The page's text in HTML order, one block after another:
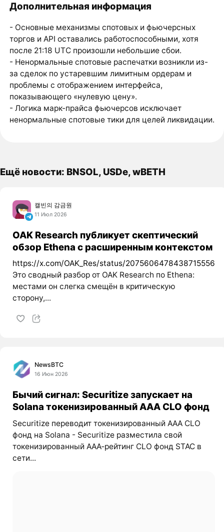
Дополнительная информация
- Основные механизмы спотовых и фьючерсных
торгов и API оставались работоспособными, хотя
после 21:18 UTC произошли небольшие сбои.
- Ненормальные спотовые распечатки возникли из-
за сделок по устаревшим лимитным ордерам и
проблемы с отображением интерфейса,
показывающего «нулевую цену».
- Логика марк-прайса фьючерсов исключает
ненормальные спотовые тики для целей ликвидации.
Ещё новости: BNSOL, USDe, wBETH
캘빈의 감금원
11 Июл 2026
OAK Research публикует скептический
обзор Ethena с расширенным контекстом
https://x.com/OAK_Res/status/2075606478438715556
Это сводный разбор от OAK Research по Ethena:
местами он слегка смещён в критическую
сторону,...
NewsBTC
16 Июн 2026
Бычий сигнал: Securitize запускает на
Solana токенизированный AAA CLO фонд
Securitize переводит токенизированный AAA CLO
фонд на Solana - Securitize разместила свой
токенизированный AAA‑рейтинг CLO фонд STAC в
сети...